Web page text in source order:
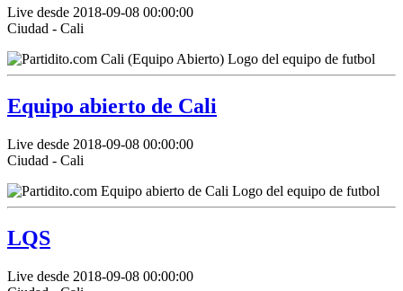
Live desde 2018-09-08 00:00:00
Ciudad - Cali
Equipo abierto de Cali
Live desde 2018-09-08 00:00:00
Ciudad - Cali
LQS
Live desde 2018-09-08 00:00:00